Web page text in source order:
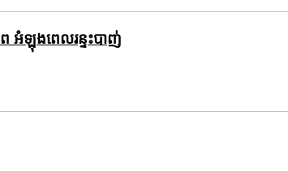
ព អំឡុងពេលរន្ទះបាញ់